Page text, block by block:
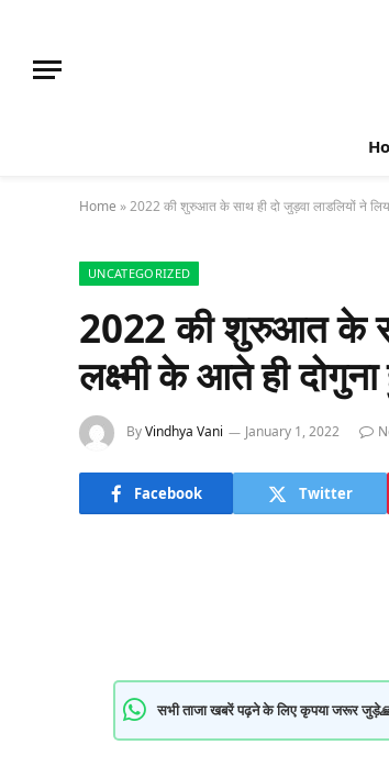
Home »2022 की शुरुआत के साथ ही दो जुड़वा लाडलियों ने
UNCATEGORIZED
2022 की शुरुआत के
लक्ष्मी के आते ही
ByVindhya Vani January 1, 2022
Facebook Twitter
सभी ताजा खबरें पढ़ने के लिए कृपया जरूर